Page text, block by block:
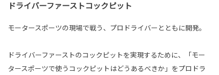
ドライバーファーストコックピット
モータースポーツの現場で戦う、プロドライバーとともに開発。
ドライバーファーストのコックピットを実現するために、「モー
タースポーツで使うコックピットはどうあるべきか」をプロドラ